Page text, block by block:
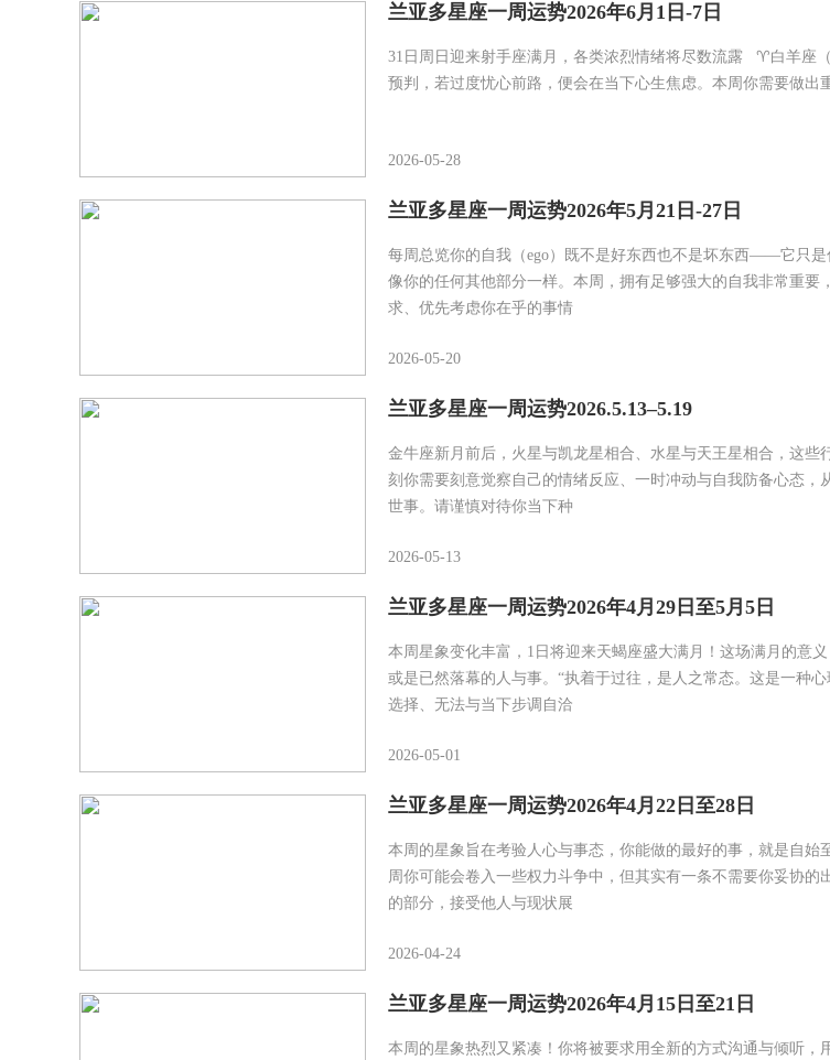
兰亚多星座一周运势2026年6月1日-7日
31日周日迎来射手座满月，各类浓烈情绪将尽数流露 ♈白羊座
预判，若过度忧心前路，便会在当下心生焦虑。本周你需要做出
2026-05-28
兰亚多星座一周运势2026年5月21日-27日
每周总览你的自我（ego）既不是好东西也不是坏东西——它只
像你的任何其他部分一样。本周，拥有足够强大的自我非常重要
求、优先考虑你在乎的事情
2026-05-20
兰亚多星座一周运势2026.5.13–5.19
金牛座新月前后，火星与凯龙星相合、水星与天王星相合，这些
刻你需要刻意觉察自己的情绪反应、一时冲动与自我防备心态，
世事。请谨慎对待你当下种
2026-05-13
兰亚多星座一周运势2026年4月29日至5月5日
本周星象变化丰富，1日将迎来天蝎座盛大满月！这场满月的意
或是已然落幕的人与事。“执着于过往，是人之常态。这是一种
选择、无法与当下步调自洽
2026-05-01
兰亚多星座一周运势2026年4月22日至28日
本周的星象旨在考验人心与事态，你能做的最好的事，就是自始
周你可能会卷入一些权力斗争中，但其实有一条不需要你妥协
的部分，接受他人与现状展
2026-04-24
兰亚多星座一周运势2026年4月15日至21日
本周的星象热烈又紧凑！你将被要求用全新的方式沟通与倾听，